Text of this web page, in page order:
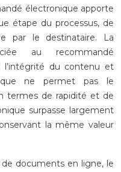
électronique apporte
étape du processus, de
par le destinataire. La
au recommandé
l’intégrité du contenu et
que ne permet pas le
termes de rapidité et de
surpasse largement
la même valeur
documents en ligne, le